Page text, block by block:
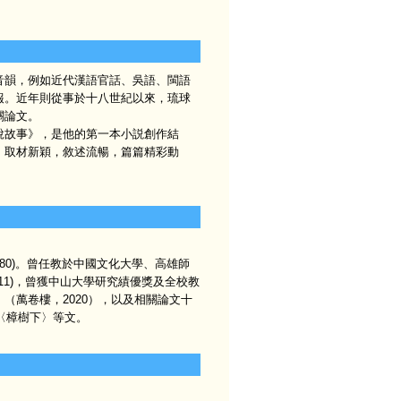
，例如近代漢語官話、吳語、閩語
近年則從事於十八世紀以來，琉球
文。
事》，是他的第一本小説創作結
材新穎，敘述流暢，篇篇精彩動
。曾任教於中國文化大學、高雄師
，曾獲中山大學研究績優獎及全校教
萬卷樓，2020），以及相關論文十
樹下〉等文。